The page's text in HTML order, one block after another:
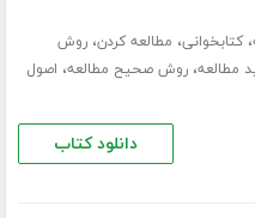
،کتابخوانی، مطالعه کردن،روش
مطالعه،روش صحیح مطالعه، اصول
دانلود کتاب